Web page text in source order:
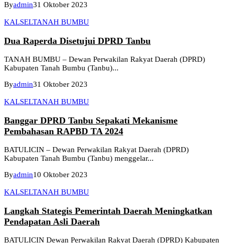
Byadmin31 Oktober 2023
KALSELTANAH BUMBU
Dua Raperda Disetujui DPRD Tanbu
TANAH BUMBU – Dewan Perwakilan Rakyat Daerah (DPRD)
Kabupaten Tanah Bumbu (Tanbu)...
Byadmin31 Oktober 2023
KALSELTANAH BUMBU
Banggar DPRD Tanbu Sepakati Mekanisme
Pembahasan RAPBD TA 2024
BATULICIN – Dewan Perwakilan Rakyat Daerah (DPRD)
Kabupaten Tanah Bumbu (Tanbu) menggelar...
Byadmin10 Oktober 2023
KALSELTANAH BUMBU
Langkah Stategis Pemerintah Daerah Meningkatkan
Pendapatan Asli Daerah
BATULICIN Dewan Perwakilan Rakyat Daerah (DPRD) Kabupaten